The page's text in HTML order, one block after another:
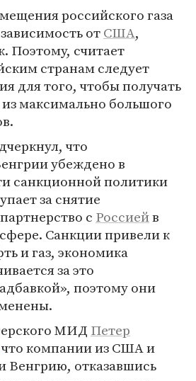
российского газа
отСША,
Поэтому, считает
странам следует
для того, чтобы получать
максимально большого
что
убеждено в
санкционной политики
за снятие
с Россиейв
Санкции привели к
и газ, экономика
за это
поэтому они
МИД Петер
компании из США и
Венгрию, отказавшись